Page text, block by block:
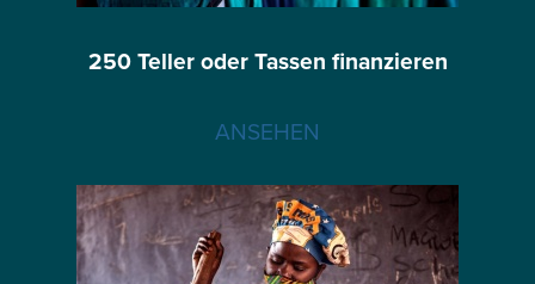
250 Teller oder Tassen finanzieren
ANSEHEN